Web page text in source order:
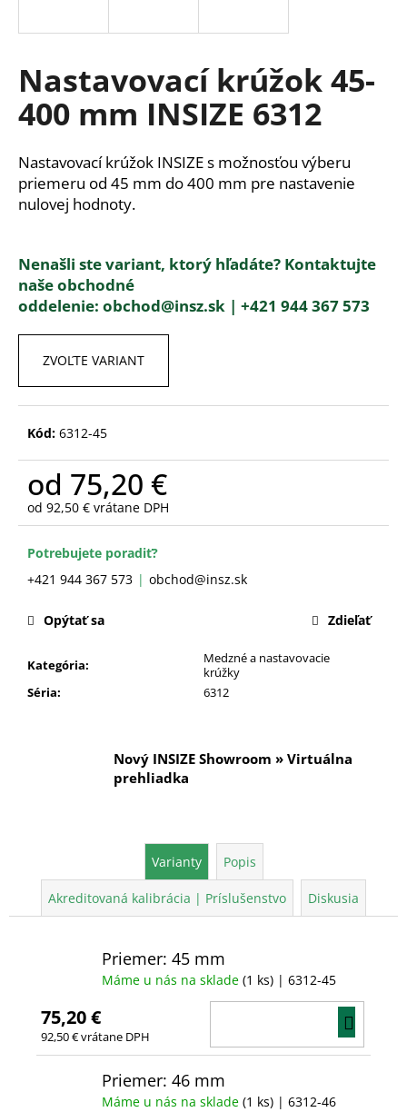
Nastavovací krúžok 45-
400 mm INSIZE 6312
Nastavovací krúžok INSIZE s možnosťou výberu
priemeru od 45 mm do 400 mm pre nastavenie
nulovej hodnoty.
Nenašli ste variant, ktorý hľadáte? Kontaktujte
naše obchodné
oddelenie: obchod@insz.sk | +421 944 367 573
ZVOĽTE VARIANT
Kód: 6312-45
od 75,20 €
od 92,50 € vrátane DPH
Jednotková
Potrebujete poradiť?
+421 944 367 573
obchod@insz.sk
Kategória:
Medzné a nastavovacie
krúžky
Séria: 6312
Opýtať sa Zdieľať
Nový INSIZE Showroom » Virtuálna
prehliadka
Varianty Popis
Akreditovaná kalibrácia | Príslušenstvo Diskusia
Priemer: 45 mm
Máme u nás na sklade (1 ks) | 6312-45
75,20 €
92,50 € vrátane DPH
Priemer: 46 mm
Máme u nás na sklade (1 ks) | 6312-46
s
ť
?
HĽADAŤ
O
d
p
ú
č
a